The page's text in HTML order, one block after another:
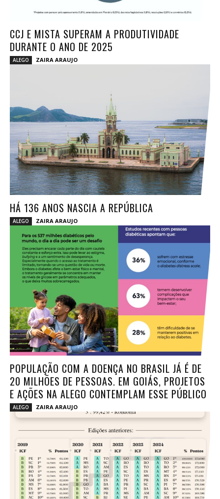
CCJ E MISTA SUPERAM A PRODUTIVIDADE
DURANTE O ANO DE 2025
ALEGO ZAIRA ARAUJO
HÁ 136 ANOS NASCIA A REPÚBLICA
ALEGO ZAIRA ARAUJO
POPULAÇÃO COM A DOENÇA NO BRASIL JÁ É DE
20 MILHÕES DE PESSOAS. EM GOIÁS, PROJETOS
E AÇÕES NA ALEGO CONTEMPLAM ESSE PÚBLICO
ALEGO ZAIRA ARAUJO